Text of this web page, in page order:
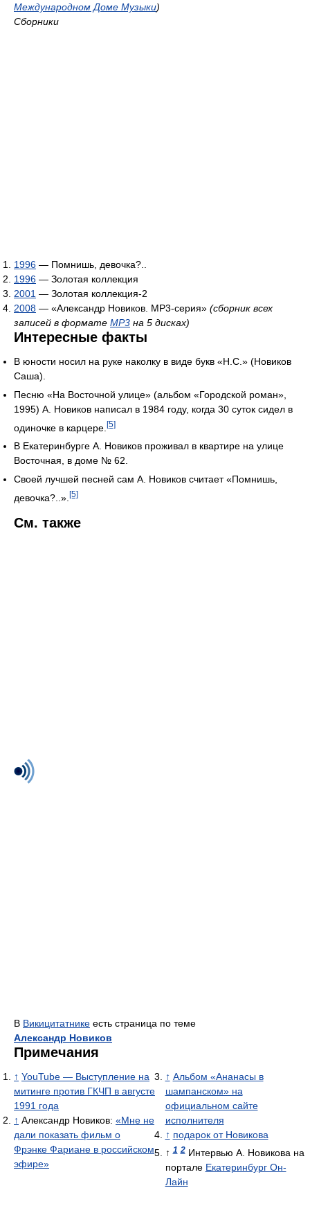
Международном Доме Музыки)
Сборники
1996 — Помнишь, девочка?..
1996 — Золотая коллекция
2001 — Золотая коллекция-2
2008 — «Александр Новиков. MP3-серия» (сборник всех
записей в формате MP3 на 5 дисках)
Интересные факты
В юности носил на руке наколку в виде букв «Н.С.» (Новиков
Саша).
Песню «На Восточной улице» (альбом «Городской роман»,
1995) А. Новиков написал в 1984 году, когда 30 суток сидел в
одиночке в карцере. [5]
В Екатеринбурге А. Новиков проживал в квартире на улице
Восточная, в доме № 62.
Своей лучшей песней сам А. Новиков считает «Помнишь,
девочка?..». [5]
См. также
В Викицитатнике есть страница по теме
Александр Новиков
Примечания
↑ YouTube — Выступление на
митинге против ГКЧП в августе
1991 года
↑ Александр Новиков: «Мне не
дали показать фильм о
Фрэнке Фариане в российском
эфире»
↑ Альбом «Ананасы в
шампанском» на
официальном сайте
исполнителя
↑ подарок от Новикова
↑1 2 Интервью А. Новикова на
портале Екатеринбург Он-
Лайн